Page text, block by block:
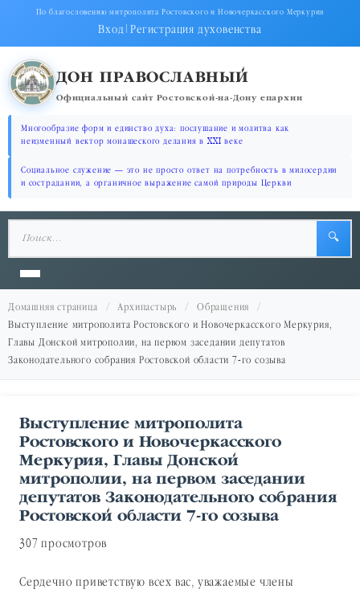
По благословению митрополита Ростовского и Новочеркасского Меркурия
Вход|Регистрация духовенства
ДОН ПРАВОСЛАВНЫЙ
Официальный сайт Ростовской-на-Дону епархии
Многообразие форм и единство духа: послушание и молитва как
неизменный вектор монашеского делания в XXI веке
Социальное служение — это не просто ответ на потребность в милосердии
и сострадании, а органичное выражение самой природы Церкви
🔍
Домашняя страница Архипастырь
Обращения
Выступление митрополита Ростовского и Новочеркасского Меркурия,
Главы Донской митрополии, на первом заседании депутатов
Законодательного собрания Ростовской области 7-го созыва
Выступление митрополита
Ростовского и Новочеркасского
Меркурия, Главы Донской
митрополии, на первом заседании
депутатов Законодательного собрания
Ростовской области 7-го созыва
307 просмотров
Сердечно приветствую всех вас, уважаемые члены